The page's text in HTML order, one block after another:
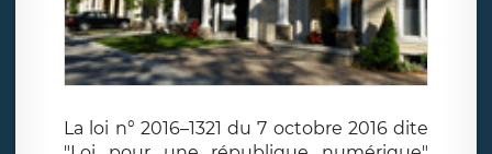
La loi n° 2016–1321 du 7 octobre 2016 dite